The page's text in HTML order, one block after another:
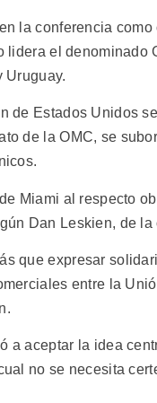
la conferencia
lidera el denominado
Uruguay.
de Estados Unidos
de la OMC, se
Miami al respecto
Dan Leskien, de
que expresar
entre la
a aceptar la idea
no se necesita